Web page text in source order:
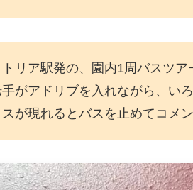
トリア駅発の、園内1周バスツア
がアドリブを入れながら、い
スが現れるとバスを止めてコメ